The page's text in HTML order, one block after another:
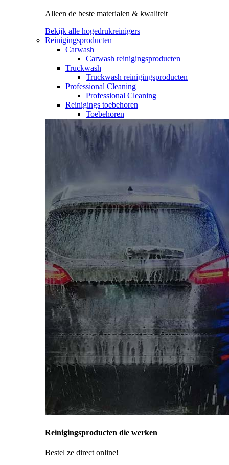
Alleen de beste materialen & kwaliteit
Bekijk alle hogedrukreinigers
Reinigingsproducten
Carwash
Carwash reinigingsproducten
Truckwash
Truckwash reinigingsproducten
Professional Cleaning
Professional Cleaning
Reinigings toebehoren
Toebehoren
Reinigingsproducten die werken
Bestel ze direct online!